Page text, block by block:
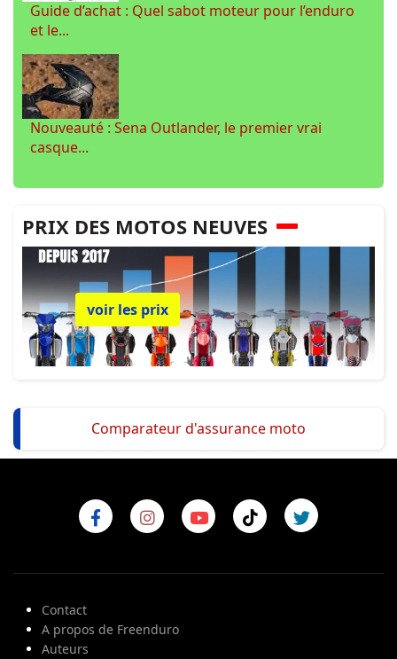
Guide d’achat : Quel sabot moteur pour l’enduro
et le...
Nouveauté : Sena Outlander, le premier vrai
casque...
PRIX DES MOTOS NEUVES
voir les prix
Comparateur d'assurance moto
Contact
A propos de Freenduro
Auteurs